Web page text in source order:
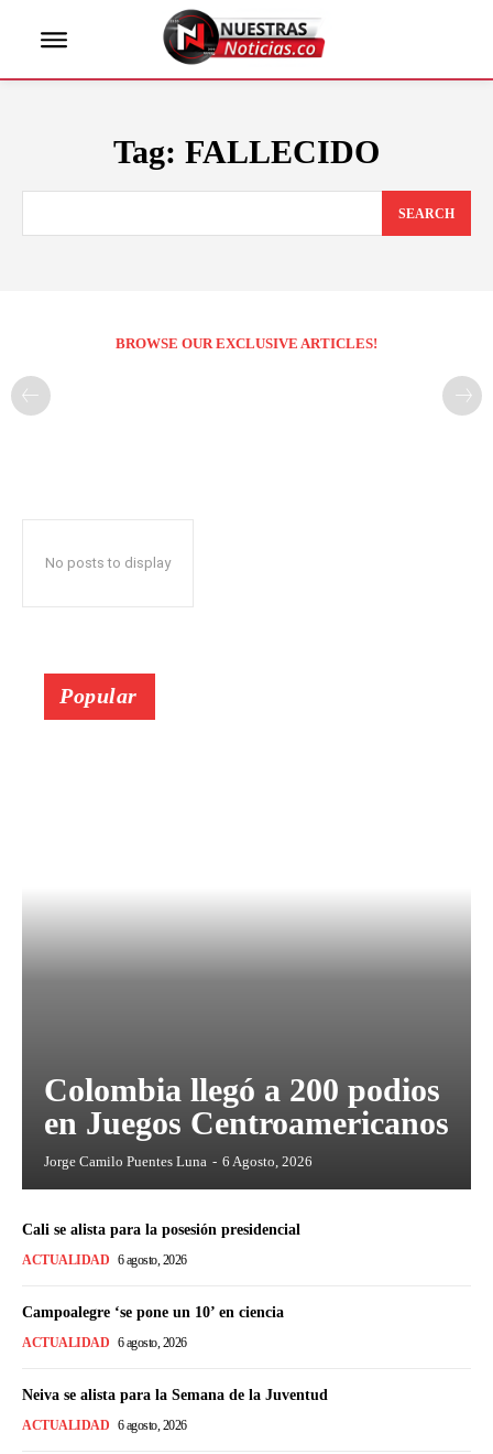
Tag: FALLECIDO
SEARCH
BROWSE OUR EXCLUSIVE ARTICLES!
No posts to display
Popular
Colombia llegó a 200 podios
en Juegos Centroamericanos
Jorge Camilo Puentes Luna - 6 Agosto, 2026
Cali se alista para la posesión presidencial
ACTUALIDAD 6 agosto, 2026
Campoalegre ‘se pone un 10’ en ciencia
ACTUALIDAD 6 agosto, 2026
Neiva se alista para la Semana de la Juventud
ACTUALIDAD 6 agosto, 2026